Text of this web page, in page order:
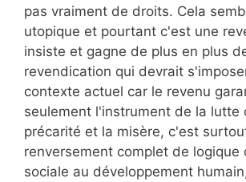
pas vraiment de droits. Cela
utopique et pourtant c'est une
insiste et gagne de plus en plus
revendication qui devrait
contexte actuel car le revenu
seulement l'instrument de la lutte
précarité et la misère, c'est
renversement complet de logique
sociale au développement